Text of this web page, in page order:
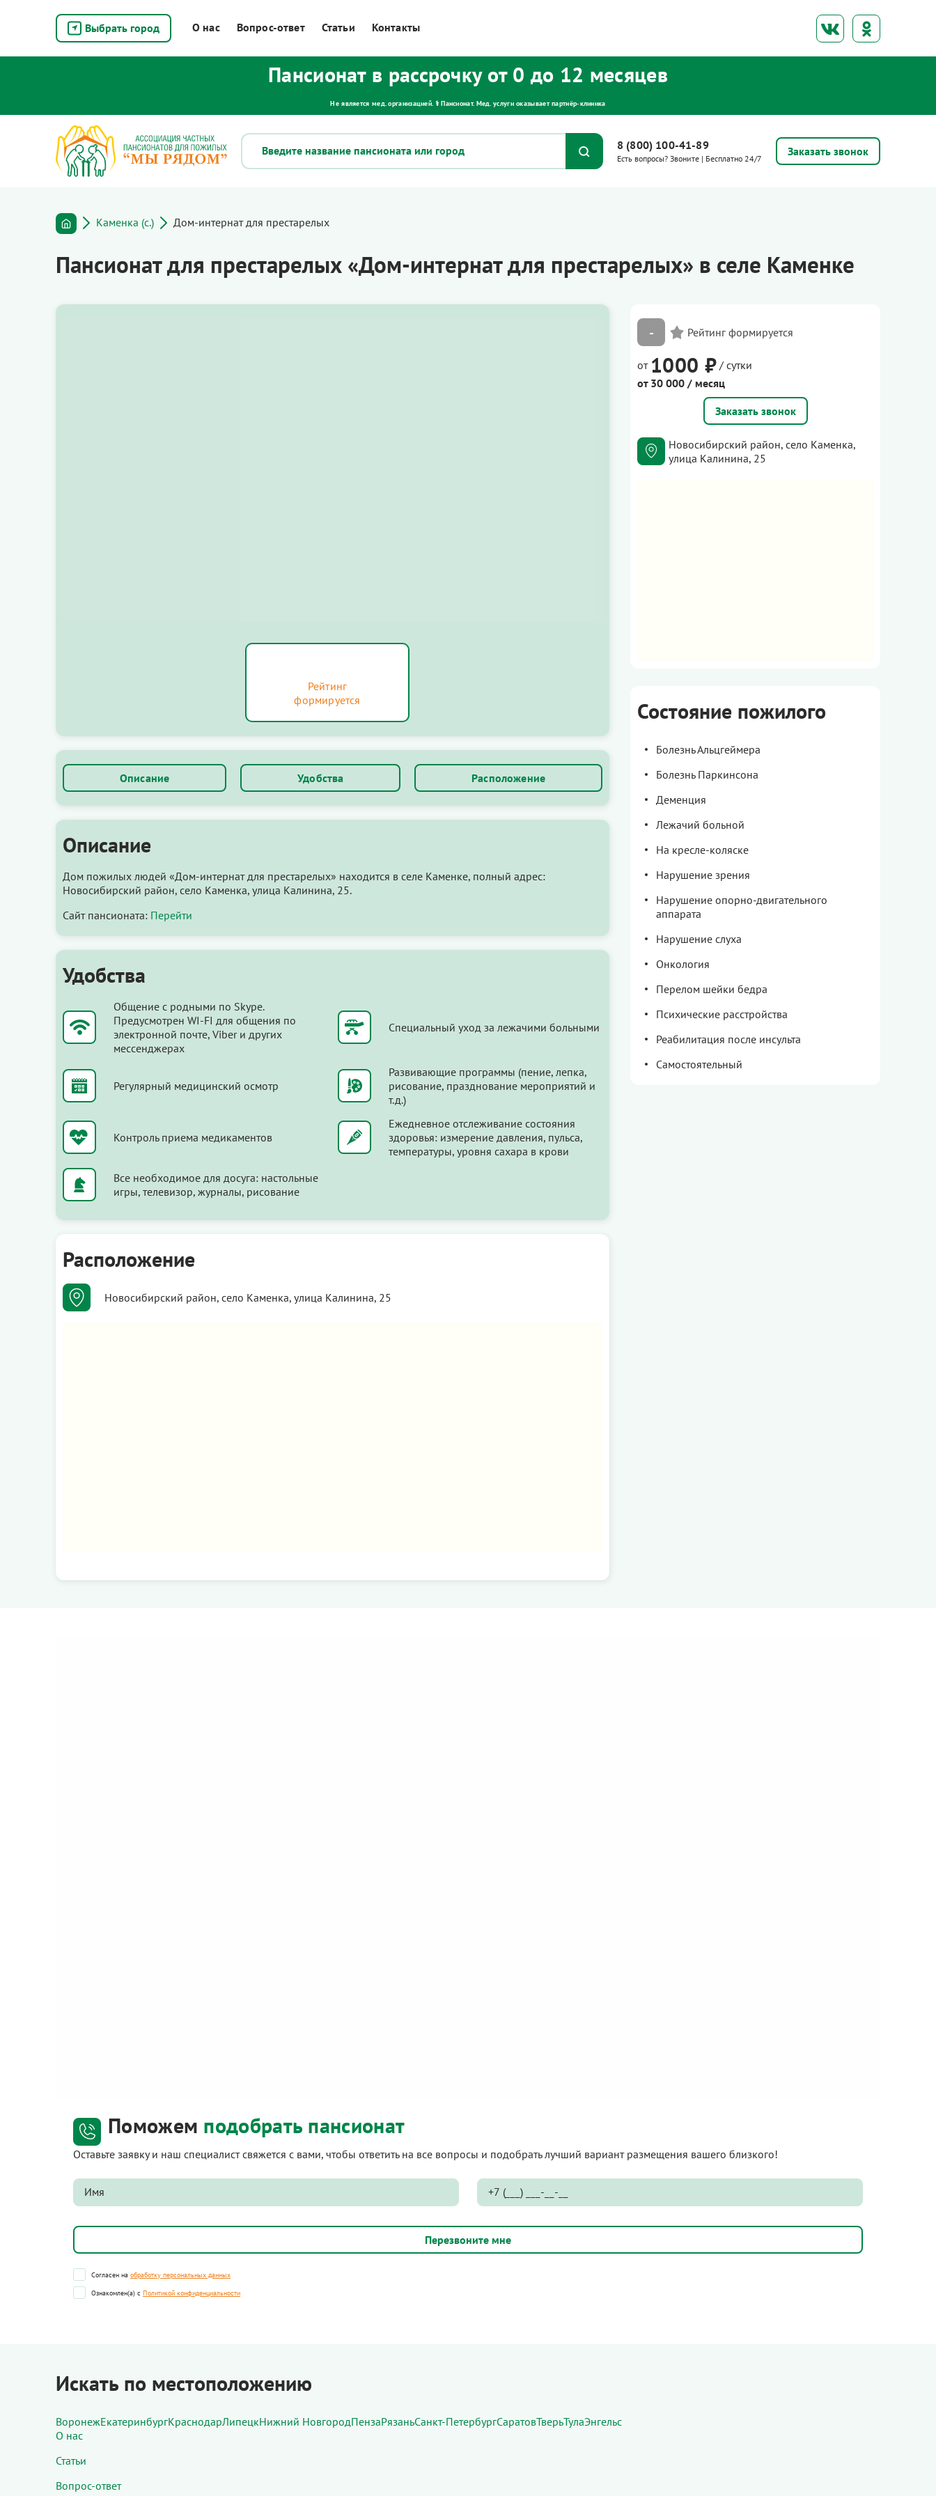
Выбрать город О нас Вопрос-ответ Статьи Контакты
Пансионат в рассрочку от 0 до 12 месяцев
Не является мед. организацией. ⚕ Пансионат. Мед. услуги оказывает партнёр‑клиника
8 (800) 100-41-89
Есть вопросы? Звоните | Бесплатно 24/7
Заказать звонок
Каменка (с.) Дом-интернат для престарелых
Пансионат для престарелых «Дом-интернат для престарелых» в селе Каменке
Рейтинг
формируется
Описание Удобства Расположение
Описание
Дом пожилых людей «Дом-интернат для престарелых» находится в селе Каменке, полный адрес:
Новосибирский район, село Каменка, улица Калинина, 25.
Сайт пансионата: Перейти
Удобства
Общение с родными по Skype.
Предусмотрен WI-FI для общения по
электронной почте, Viber и других
мессенджерах
Специальный уход за лежачими больными
Регулярный медицинский осмотр
Развивающие программы (пение, лепка,
рисование, празднование мероприятий и
т.д.)
Контроль приема медикаментов
Ежедневное отслеживание состояния
здоровья: измерение давления, пульса,
температуры, уровня сахара в крови
Все необходимое для досуга: настольные
игры, телевизор, журналы, рисование
Расположение
Новосибирский район, село Каменка, улица Калинина, 25
-
от 1000 ₽/ сутки
от 30 000 / месяц
Заказать звонок
Новосибирский район, село Каменка,
улица Калинина, 25
Состояние пожилого
Болезнь Альцгеймера
Болезнь Паркинсона
Деменция
Лежачий больной
На кресле-коляске
Нарушение зрения
Нарушение опорно-двигательного
аппарата
Нарушение слуха
Онкология
Перелом шейки бедра
Психические расстройства
Реабилитация после инсульта
Самостоятельный
Поможем подобрать пансионат
Оставьте заявку и наш специалист свяжется с вами, чтобы ответить на все вопросы и подобрать лучший вариант размещения вашего близкого!
Согласен на обработку персональных данных
Ознакомлен(а) с Политикой конфиденциальности
Искать по местоположению
ВоронежЕкатеринбургКраснодарЛипецкНижний НовгородПензаРязаньСанкт-ПетербургСаратовТверьТулаЭнгельс
О нас
Статьи
Вопрос-ответ